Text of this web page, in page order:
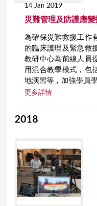
14 Jan 2019
災難管理及防護應
為確保災難救援工作
的臨床護理及緊急救
教研中心為前線人員
用混合教學模式，包
地演習等，加強學員
更多詳情
2018